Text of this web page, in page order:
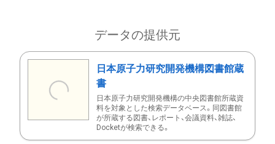
データの提供元
日本原子力研究開発機構図書館蔵
書
日本原子力研究開発機構の中央図書館所蔵資
料を対象とした検索データベース。同図書館
が所蔵する図書、レポート、会議資料、雑誌、
Docketが検索できる。